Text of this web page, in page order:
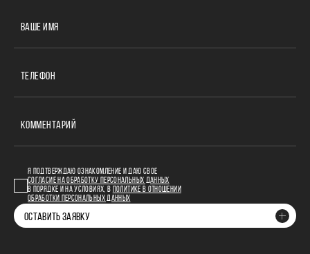
ВАШЕ ИМЯ
ТЕЛЕФОН
КОММЕНТАРИЙ
Я ПОДТВЕРЖДАЮ ОЗНАКОМЛЕНИЕ И ДАЮ СВОЕ
СОГЛАСИЕ НА ОБРАБОТКУ ПЕРСОНАЛЬНЫХ ДАННЫХ
В ПОРЯДКЕ И НА УСЛОВИЯХ, В
ПОЛИТИКЕ В ОТНОШЕНИИ
ОБРАБОТКИ ПЕРСОНАЛЬНЫХ ДАННЫХ
ОСТАВИТЬ ЗАЯВКУ